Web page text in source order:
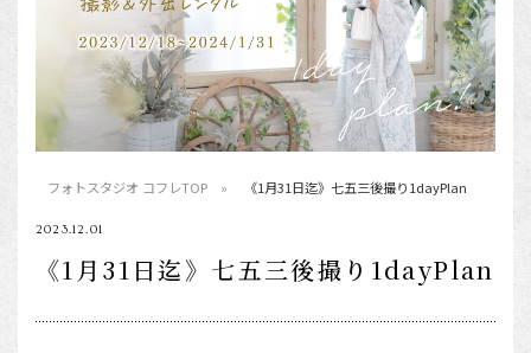
キャンペーン コフレマグ
資料請求
料金プラン
入学・卒業記念
フォトスタジオ コフレTOP 《1月31日迄》七五三後撮り1dayPlan
2023.12.01
《1月31日迄》七五三後撮り1dayPlan